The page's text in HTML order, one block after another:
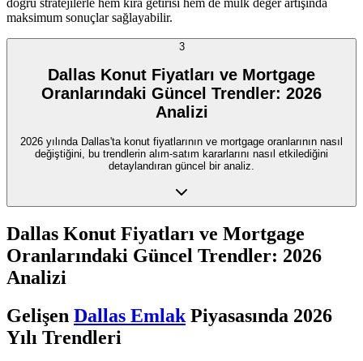
maksimum sonuçlar sağlayabilir.
3
Dallas Konut Fiyatları ve Mortgage
Oranlarındaki Güncel Trendler: 2026
Analizi
2026 yılında Dallas'ta konut fiyatlarının ve mortgage oranlarının nasıl
değiştiğini, bu trendlerin alım-satım kararlarını nasıl etkilediğini
detaylandıran güncel bir analiz.
Dallas Konut Fiyatları ve Mortgage
Oranlarındaki Güncel Trendler: 2026
Analizi
Gelişen Dallas Emlak Piyasasında 2026
Yılı Trendleri